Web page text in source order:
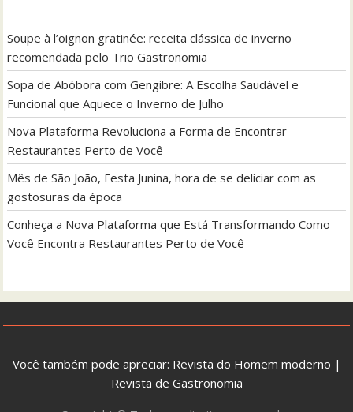
Soupe à l’oignon gratinée: receita clássica de inverno
recomendada pelo Trio Gastronomia
Sopa de Abóbora com Gengibre: A Escolha Saudável e
Funcional que Aquece o Inverno de Julho
Nova Plataforma Revoluciona a Forma de Encontrar
Restaurantes Perto de Você
Mês de São João, Festa Junina, hora de se deliciar com as
gostosuras da época
Conheça a Nova Plataforma que Está Transformando Como
Você Encontra Restaurantes Perto de Você
Você também pode apreciar: Revista do Homem moderno |
Revista de Gastronomia